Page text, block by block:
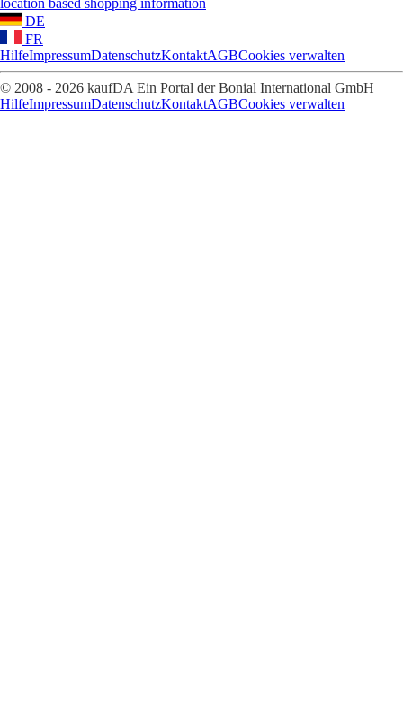
DE
FR
HilfeImpressumDatenschutzKontaktAGBCookies verwalten
© 2008 - 2026 kaufDA Ein Portal der Bonial International GmbH
HilfeImpressumDatenschutzKontaktAGBCookies verwalten